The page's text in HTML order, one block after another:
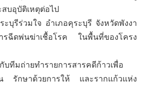
สบอุบัติเหตุต่อไป
ะบุรีร่วมใจ อำเภอคุระบุรี จังหวัดพังงา
ารฉีดพ่นฆ่าเชื้อโรค ในพื้นที่ของโครง
บทีมถ่ายทำรายการสารคดีก้าวเพื่อ
รักษาด้วยการให้ และรากแก้วแห่ง